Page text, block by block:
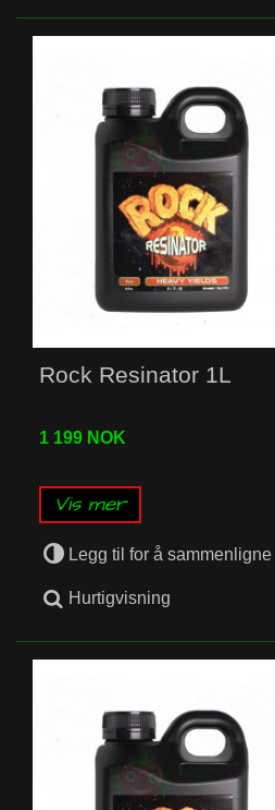
Rock Resinator 1L
1 199 NOK
Vis mer
Legg til for å sammenligne
Hurtigvisning